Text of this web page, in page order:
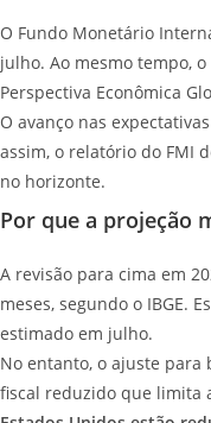
O Fundo Monetário
julho. Ao mesmo tempo,
Perspectiva Econômica
O avanço nas
assim, o relatório do FMI
no horizonte.
Por que a projeção
A revisão para cima em
meses, segundo o IBGE.
estimado em julho.
No entanto, o ajuste
fiscal reduzido que limita